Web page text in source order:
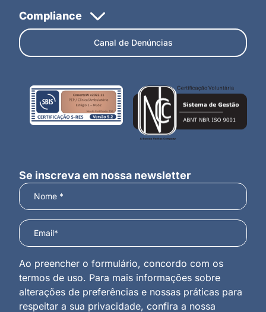
Canal de Denúncias
Se inscreva em nossa newsletter
Ao preencher o formulário, concordo com os
termos de uso. Para mais informações sobre
alterações de preferências e nossas práticas para
respeitar a sua privacidade, confira a nossa